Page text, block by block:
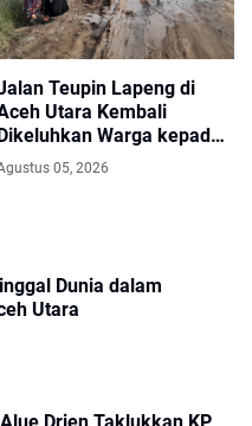
Teupin Lapeng di
Utara Kembali
Dikeluhkan Warga kepada
Anggota DPRK
05, 2026
Dunia dalam
Utara